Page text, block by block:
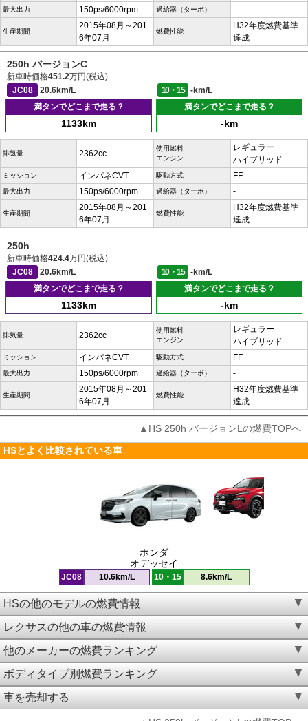
最大出力 150ps/6000rpm 過給器（ターボ） -
生産期間
2015年08月～201
6年07月
燃費性能
H32年度燃費基準
達成
250h バージョンC
新車時価格451.2万円(税込)
JC08
20.6km/L 10・15
-km/L
満タンでどこまで走る？
1133km
満タンでどこまで走る？
-km
排気量 2362cc
使用燃料
エンジン
レギュラー
ハイブリッド
ミッション インパネCVT 駆動方式 FF
最大出力 150ps/6000rpm 過給器（ターボ） -
生産期間
2015年08月～201
6年07月
燃費性能
H32年度燃費基準
達成
250h
新車時価格424.4万円(税込)
JC08
20.6km/L 10・15
-km/L
満タンでどこまで走る？
1133km
満タンでどこまで走る？
-km
排気量 2362cc
使用燃料
エンジン
レギュラー
ハイブリッド
ミッション インパネCVT 駆動方式 FF
最大出力 150ps/6000rpm 過給器（ターボ） -
生産期間
2015年08月～201
6年07月
燃費性能
H32年度燃費基準
達成
▲HS 250h バージョンLの燃費TOPへ
HSとよく比較されている車
ホンダ
オデッセイ
JC08 10.6km/L 10・15 8.6km/L
HSの他のモデルの燃費情報
レクサスの他の車の燃費情報
他のメーカーの燃費ランキング
ボディタイプ別燃費ランキング
車を売却する